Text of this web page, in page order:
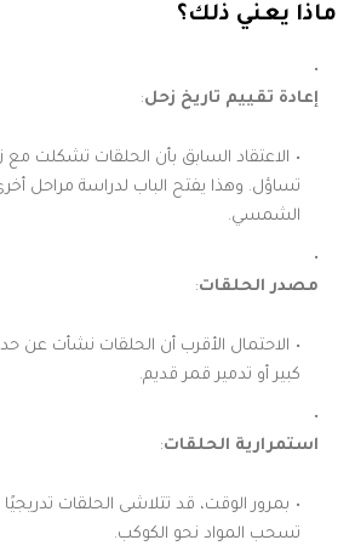
ماذا يعني ذلك؟
إعادة تقييم تاريخ زحل:
الاعتقاد السابق بأن الحلقات تشكلت
تساؤل. وهذا يفتح الباب لدراسة مراحل
الشمسي.
مصدر الحلقات:
الاحتمال الأقرب أن الحلقات نشأت عن
كبير أو تدمير قمر قديم.
استمرارية الحلقات:
بمرور الوقت، قد تتلاشى الحلقات
تسحب المواد نحو الكوكب.